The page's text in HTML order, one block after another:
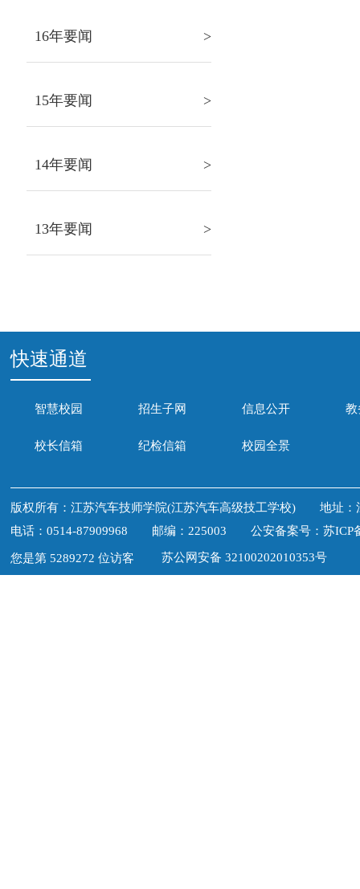
16年要闻 >
15年要闻 >
14年要闻 >
13年要闻 >
快速通道
智慧校园 招生子网 信息公开 教
校长信箱 纪检信箱 校园全景
版权所有：江苏汽车技师学院(江苏汽车高级技工学校) 地址：
电话：0514-87909968 邮编：225003 公安备案号：苏ICP
您是第 5289272 位访客 苏公网安备 32100202010353号